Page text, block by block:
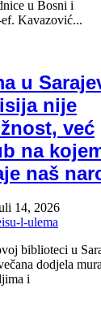
u Bosni i
Kavazović...
u
nije
već
na
naš
14, 2026
l-ulema
biblioteci u
dodjela
i